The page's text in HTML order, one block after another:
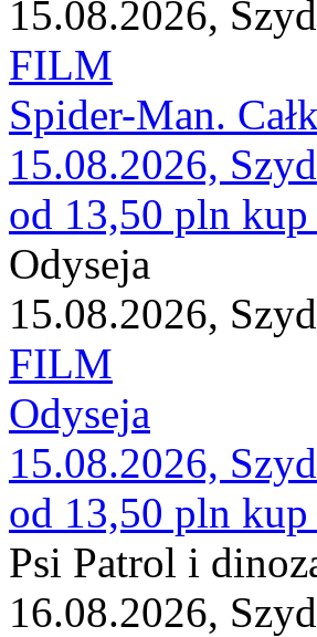
15.08.2026,
FILM
Spider-Man.
15.08.2026,
od 13,50 pln
Odyseja
15.08.2026,
FILM
Odyseja
15.08.2026,
od 13,50 pln
Psi Patrol i
16.08.2026,